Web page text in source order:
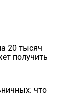
20 тысяч
получить
что